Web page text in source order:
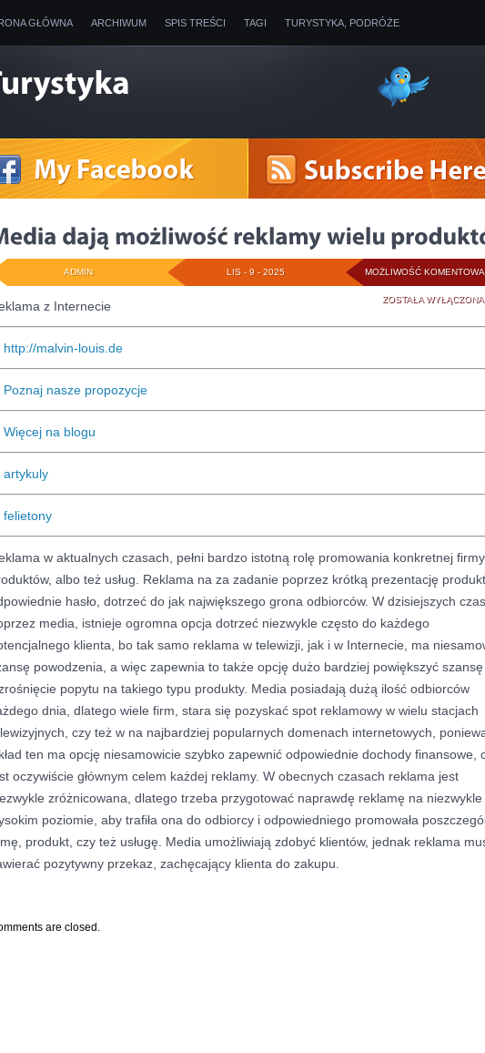
GŁÓWNA ARCHIWUM SPIS TREŚCI TAGI TURYSTYKA, PODRÓŻE
MOŻLIWOŚĆ
ZOSTAŁA WYŁĄCZONA
LIS - 9 - 2025
ADMIN
z Internecie
http://malvin-louis.de
Poznaj nasze propozycje
Więcej na blogu
artykuly
felietony
w aktualnych czasach, pełni bardzo istotną rolę promowania konkretnej
albo też usług. Reklama na za zadanie poprzez krótką prezentację
hasło, dotrzeć do jak największego grona odbiorców. W dzisiejszych
media, istnieje ogromna opcja dotrzeć niezwykle często do każdego
klienta, bo tak samo reklama w telewizji, jak i w Internecie, ma
powodzenia, a więc zapewnia to także opcję dużo bardziej powiększyć szansę
popytu na takiego typu produkty. Media posiadają dużą ilość odbiorców
dnia, dlatego wiele firm, stara się pozyskać spot reklamowy w wielu stacjach
czy też w na najbardziej popularnych domenach internetowych,
ten ma opcję niesamowicie szybko zapewnić odpowiednie dochody finansowe,
oczywiście głównym celem każdej reklamy. W obecnych czasach reklama jest
zróżnicowana, dlatego trzeba przygotować naprawdę reklamę na niezwykle
poziomie, aby trafiła ona do odbiorcy i odpowiedniego promowała
produkt, czy też usługę. Media umożliwiają zdobyć klientów, jednak reklama
pozytywny przekaz, zachęcający klienta do zakupu.
are closed.